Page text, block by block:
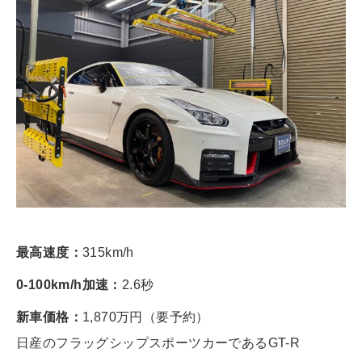
最高速度： 315km/h
0-100km/h加速： 2.6秒
新車価格： 1,870万円（要予約）
日産のフラッグシップスポーツカーであるGT-R